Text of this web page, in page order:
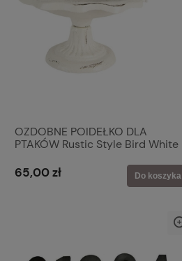
OZDOBNE POIDEŁKO DLA
PTAKÓW Rustic Style Bird White
65,00 zł Do koszyka